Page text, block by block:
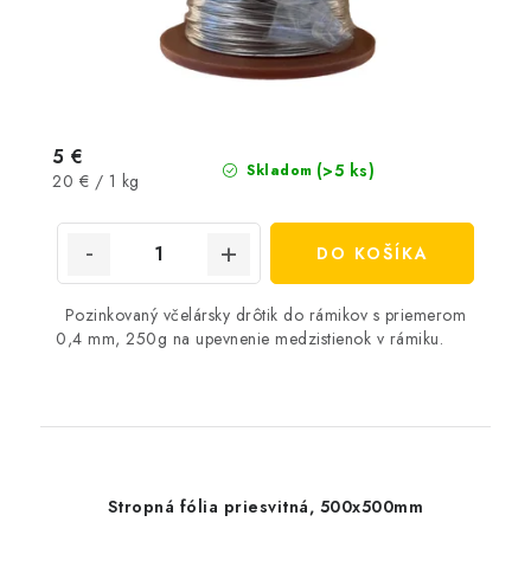
Skladom (>5 ks)
5 €
Jednotková
20 € / 1 kg
DO KOŠÍKA
Pozinkovaný včelársky drôtik do rámikov s priemerom
0,4 mm, 250g na upevnenie medzistienok v rámiku.
Stropná fólia priesvitná, 500x500mm